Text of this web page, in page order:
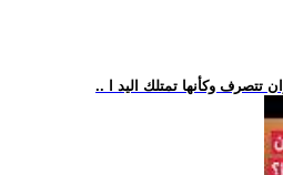
تتصرف وكأنها تمتلك اليد ا